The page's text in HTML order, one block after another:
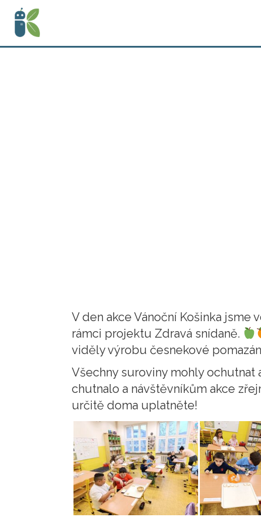
V den akce Vánoční Košinka
rámci projektu Zdravá snídaně.
viděly výrobu česnekové
Všechny suroviny mohly ochutnat
chutnalo a návštěvníkům akce
určitě doma uplatněte!